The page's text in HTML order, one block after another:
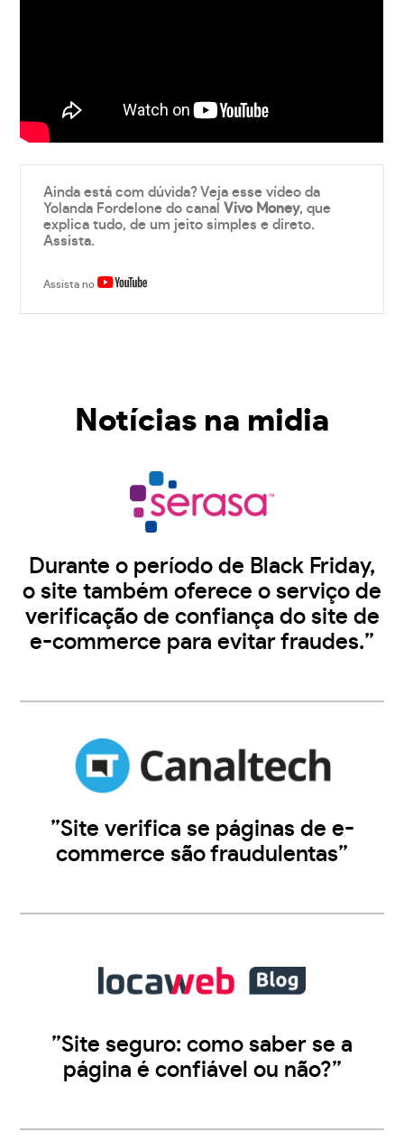
Ainda está com dúvida? Veja esse vídeo da
Yolanda Fordelone do canalVivo Money, que
explica tudo, de um jeito simples e direto.
Assista.
Assista no
Notícias na midia
Durante o período de Black Friday,
o site também oferece o serviço de
verificação de confiança do site de
e-commerce para evitar fraudes.”
”Site verifica se páginas de e-
commerce são fraudulentas”
”Site seguro: como saber se a
página é confiável ou não?”